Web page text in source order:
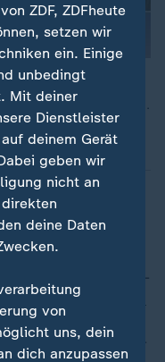
Tusk versucht
Weise in Warschau.
Nawrocki
innenpolitische
ist Sache der liberal-
Tusks Arbeit
wachsende Ukraine-
ZDF, ZDFheute
setzen wir
ein. Einige
unbedingt
Mit deiner
Dienstleister
deinem Gerät
geben wir
nicht an
deine Daten
von
uns, dein
dich anzupassen